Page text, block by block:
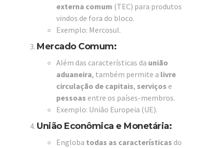
externa comum (TEC) para produtos
vindos de fora do bloco.
Exemplo: Mercosul.
Mercado Comum:
Além das características da união
aduaneira, também permite a livre
circulação de capitais, serviços e
pessoas entre os países-membros.
Exemplo: União Europeia (UE).
União Econômica e Monetária:
Engloba todas as características do